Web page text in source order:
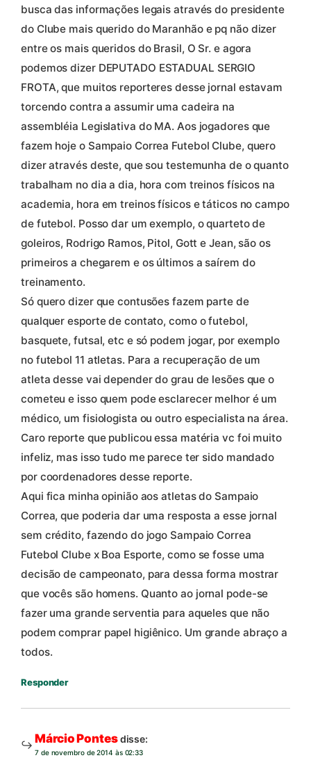
busca das informações legais através do presidente
do Clube mais querido do Maranhão e pq não dizer
entre os mais queridos do Brasil, O Sr. e agora
podemos dizer DEPUTADO ESTADUAL SERGIO
FROTA, que muitos reporteres desse jornal estavam
torcendo contra a assumir uma cadeira na
assembléia Legislativa do MA. Aos jogadores que
fazem hoje o Sampaio Correa Futebol Clube, quero
dizer através deste, que sou testemunha de o quanto
trabalham no dia a dia, hora com treinos físicos na
academia, hora em treinos físicos e táticos no campo
de futebol. Posso dar um exemplo, o quarteto de
goleiros, Rodrigo Ramos, Pitol, Gott e Jean, são os
primeiros a chegarem e os últimos a saírem do
treinamento.
Só quero dizer que contusões fazem parte de
qualquer esporte de contato, como o futebol,
basquete, futsal, etc e só podem jogar, por exemplo
no futebol 11 atletas. Para a recuperação de um
atleta desse vai depender do grau de lesões que o
cometeu e isso quem pode esclarecer melhor é um
médico, um fisiologista ou outro especialista na área.
Caro reporte que publicou essa matéria vc foi muito
infeliz, mas isso tudo me parece ter sido mandado
por coordenadores desse reporte.
Aqui fica minha opinião aos atletas do Sampaio
Correa, que poderia dar uma resposta a esse jornal
sem crédito, fazendo do jogo Sampaio Correa
Futebol Clube x Boa Esporte, como se fosse uma
decisão de campeonato, para dessa forma mostrar
que vocês são homens. Quanto ao jornal pode-se
fazer uma grande serventia para aqueles que não
podem comprar papel higiênico. Um grande abraço a
todos.
Responder
Márcio Pontesdisse:
7 de novembro de 2014 às 02:33